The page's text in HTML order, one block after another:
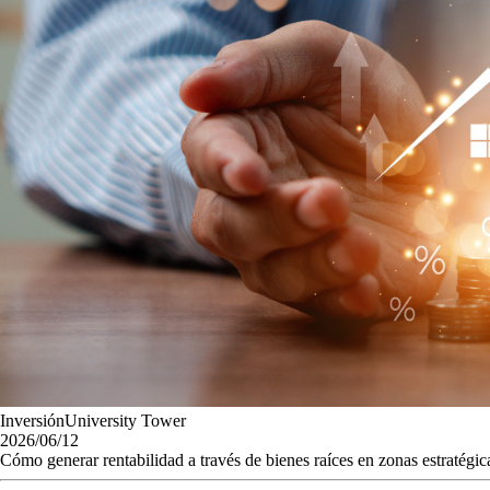
InversiónUniversity Tower
2026/06/12
Cómo generar rentabilidad a través de bienes raíces en zonas